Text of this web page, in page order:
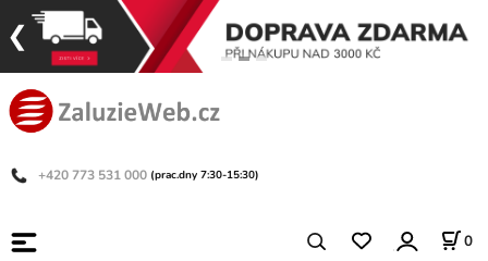
+420 773 531 000 (prac.dny 7:30-15:30)
0